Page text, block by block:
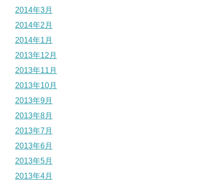
2014年3月
2014年2月
2014年1月
2013年12月
2013年11月
2013年10月
2013年9月
2013年8月
2013年7月
2013年6月
2013年5月
2013年4月